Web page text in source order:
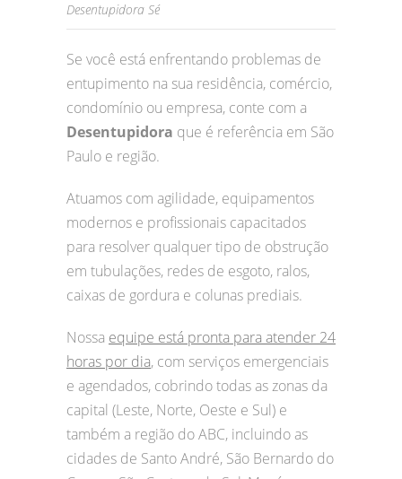
Desentupidora Sé
Se você está enfrentando problemas de
entupimento na sua residência, comércio,
condomínio ou empresa, conte com a
Desentupidora que é referência em São
Paulo e região.
Atuamos com agilidade, equipamentos
modernos e profissionais capacitados
para resolver qualquer tipo de obstrução
em tubulações, redes de esgoto, ralos,
caixas de gordura e colunas prediais.
Nossa equipe está pronta para atender 24
horas por dia, com serviços emergenciais
e agendados, cobrindo todas as zonas da
capital (Leste, Norte, Oeste e Sul) e
também a região do ABC, incluindo as
cidades de Santo André, São Bernardo do